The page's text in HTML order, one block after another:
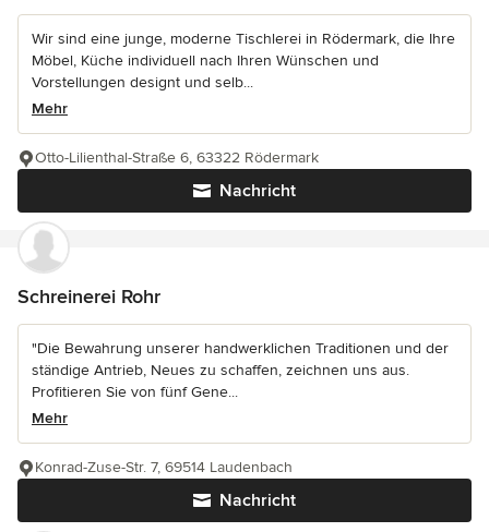
Wir sind eine junge, moderne Tischlerei in Rödermark, die Ihre
Möbel, Küche individuell nach Ihren Wünschen und
Vorstellungen designt und selb...
Mehr
Nachricht
Otto-Lilienthal-Straße 6, 63322 Rödermark
Schreinerei Rohr
"Die Bewahrung unserer handwerklichen Traditionen und der
ständige Antrieb, Neues zu schaffen, zeichnen uns aus.
Profitieren Sie von fünf Gene...
Mehr
Nachricht
Konrad-Zuse-Str. 7, 69514 Laudenbach